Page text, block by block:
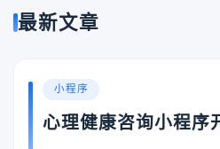
最新文章
小程序
心理健康咨询小程序